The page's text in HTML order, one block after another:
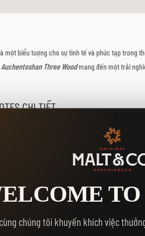
một biểu tượng cho sự tinh tế và phức tạp trong
Auchentoshan Three Woodmang đến một trải
CHI TIẾT
lê chín, hòa quyện cùng chút hương mật ong ngọt
sự phức tạp cho hương vị.
sự cân bằng hoàn hảo.
cảm giác sảng khoái và đầy sức sống.
trái cây khô, mật ong và vani, cùng chút cay
XEM THÊM
chúng tôi khuyến khích việc